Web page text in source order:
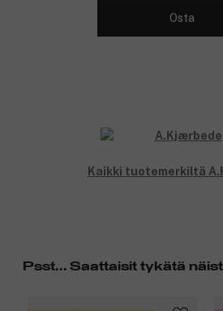
Osta
Kaikki tuotemerkiltä
Psst... Saattaisit tykätä